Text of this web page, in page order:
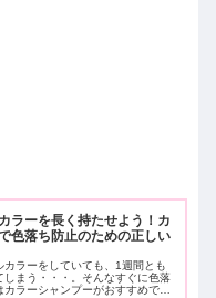
ラーを長く持たせよう！カ
色落ち防止のための正しい
カラーをしていても、1週間とも
しまう・・・。そんなすぐに色落
カラーシャンプーがおすすめで